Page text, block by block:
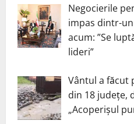
Negocierile
impas dintr-
acum: ”Se
lideri”
Vântul a făcut
din 18 județe,
„Acoperișul